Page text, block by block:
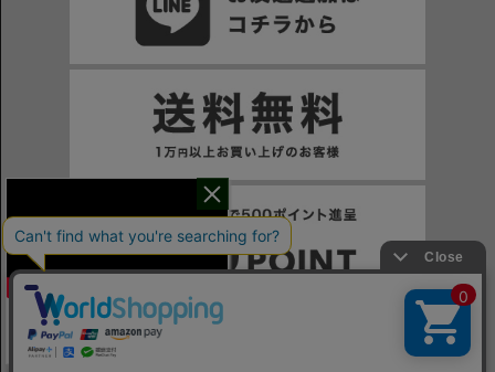
※一部表示がPCサイトになるページもございます。
※当サイトの税込価格表示は、掲載時の消費税率に応じた価格で記載しております。ご注意ください。
干場氏が考える
「良いシャツの条件！」